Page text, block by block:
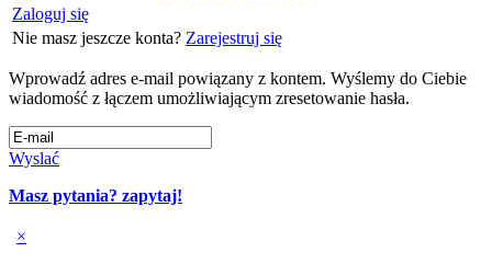
Zaloguj się
Nie masz jeszcze konta? Zarejestruj się
Wprowadź adres e-mail powiązany z kontem. Wyślemy do Ciebie
wiadomość z łączem umożliwiającym zresetowanie hasła.
Wyslać
Masz pytania? zapytaj!
×